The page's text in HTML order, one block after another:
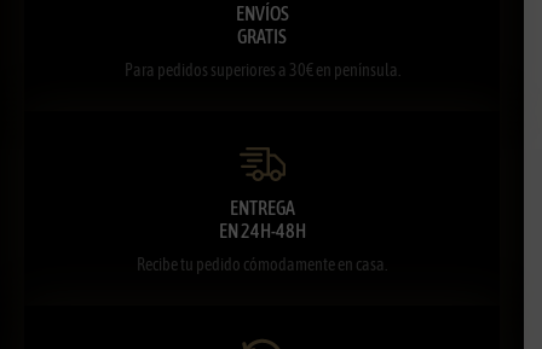
ENVÍOS
GRATIS
Para pedidos superiores a 30€ en península.
ENTREGA
EN 24H-48H
Recibe tu pedido cómodamente en casa.